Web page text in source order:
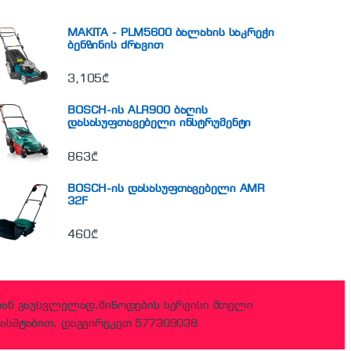
MAKITA - PLM5600 ბალახის საკრეჭი
ბენზინის ძრავით
3,105₾
BOSCH-ის ALR900 ბაღის
დასასუფთავებელი ინსტრუმენტი
863₾
BOSCH-ის დასასუფთავებელი AMR
32F
460₾
გაუსვლელად,მიწოდების სერვისი მთელი
დაგვირეკეთ 577309038